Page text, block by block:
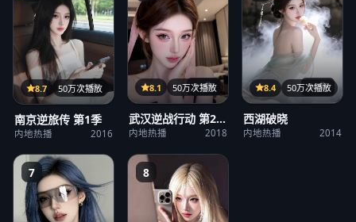
21集
8.7 50万次播放
南京逆旅传 第1季
内地热播 2016
31集
8.1 50万次播放
武汉逆战行动 第2
季
内地热播 2018
36集
8.4 50万次播放
西湖破晓
内地热播 2014
7 8